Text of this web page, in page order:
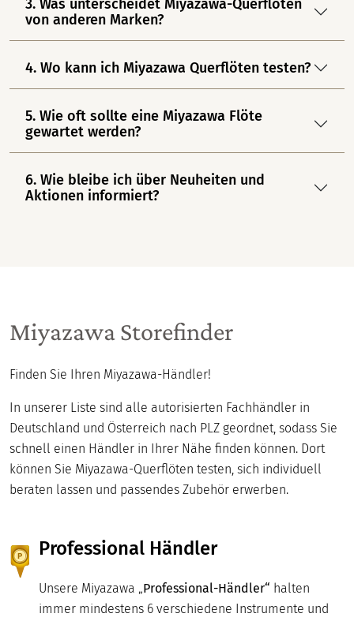
3. Was unterscheidet Miyazawa-Querflöten
von anderen Marken?
4. Wo kann ich Miyazawa Querflöten testen?
5. Wie oft sollte eine Miyazawa Flöte
gewartet werden?
6. Wie bleibe ich über Neuheiten und
Aktionen informiert?
Miyazawa Storefinder
Finden Sie Ihren Miyazawa-Händler!
In unserer Liste sind alle autorisierten Fachhändler in
Deutschland und Österreich nach PLZ geordnet, sodass Sie
schnell einen Händler in Ihrer Nähe finden können. Dort
können Sie Miyazawa-Querflöten testen, sich individuell
beraten lassen und passendes Zubehör erwerben.
Professional Händler
Unsere Miyazawa „Professional-Händler“ halten
immer mindestens 6 verschiedene Instrumente und